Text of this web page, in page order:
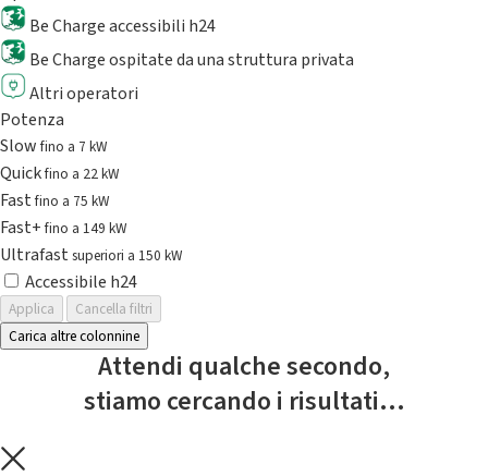
Be Charge accessibili h24
Be Charge ospitate da una struttura privata
Altri operatori
Potenza
Slowfino a 7 kW
Quickfino a 22 kW
Fastfino a 75 kW
Fast+fino a 149 kW
Ultrafast superiori a 150 kW
Accessibile h24
Applica
Cancella filtri
Carica altre colonnine
Attendi qualche secondo,
stiamo cercando i risultati...